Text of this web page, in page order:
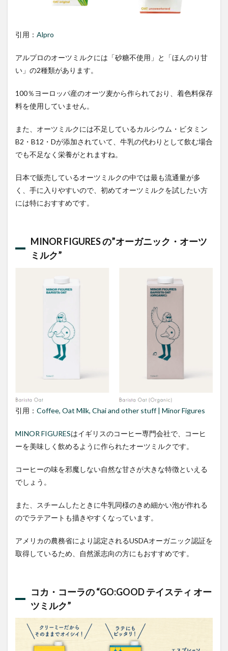
引用： Alpro
アルプロのオーツミルクには「砂糖不使用」と「ほんのり甘
い」の2種類があります。
100％ヨーロッパ産のオーツ麦から作られており、着色料保存
料を使用していません。
また、オーツミルクには不足しているカルシウム・ビタミン
B2・B12・Dが添加されていて、牛乳の代わりとして飲む場合
でも不足なく栄養がとれますね。
日本で販売しているオーツミルクの中では最も流通量が多
く、手に入りやすいので、初めてオーツミルクを試したい方
には特におすすめです。
MINOR FIGURES の”オーガニック・オーツ
ミルク”
引用： Coffee, Oat Milk, Chai and other stuff | Minor Figures
MINOR FIGURESはイギリスのコーヒー専門会社で、コーヒ
ーを美味しく飲めるように作られたオーツミルクです。
コーヒーの味を邪魔しない自然な甘さが大きな特徴といえる
でしょう。
また、スチームしたときに牛乳同様のきめ細かい泡が作れる
のでラテアートも描きやすくなっています。
アメリカの農務省により認定されるUSDAオーガニック認証を
取得しているため、自然派志向の方にもおすすめです。
コカ・コーラの “GO:GOOD テイスティ オー
ツミルク”